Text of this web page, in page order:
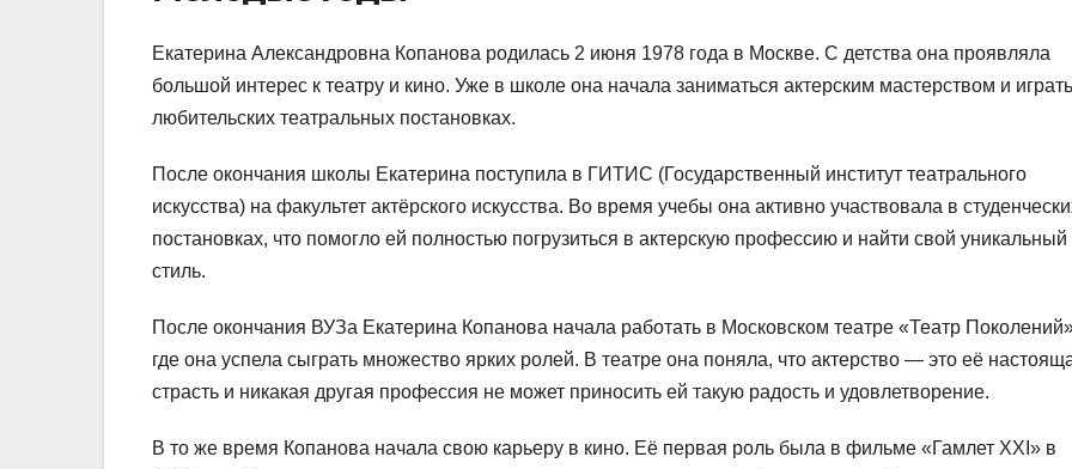
Екатерина Александровна Копанова родилась 2 июня 1978 года в Москве. С детства она проявляла
большой интерес к театру и кино. Уже в школе она начала заниматься актерским мастерством и
любительских театральных постановках.
После окончания школы Екатерина поступила в ГИТИС (Государственный институт театрального
искусства) на факультет актёрского искусства. Во время учебы она активно участвовала в
постановках, что помогло ей полностью погрузиться в актерскую профессию и найти свой уникальный
стиль.
После окончания ВУЗа Екатерина Копанова начала работать в Московском театре «Театр
где она успела сыграть множество ярких ролей. В театре она поняла, что актерство — это её
страсть и никакая другая профессия не может приносить ей такую радость и удовлетворение.
В то же время Копанова начала свою карьеру в кино. Её первая роль была в фильме «Гамлет XXI» в